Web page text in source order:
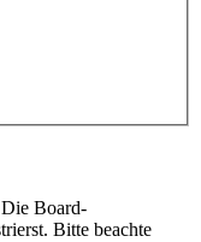
Board-
Bitte beachte